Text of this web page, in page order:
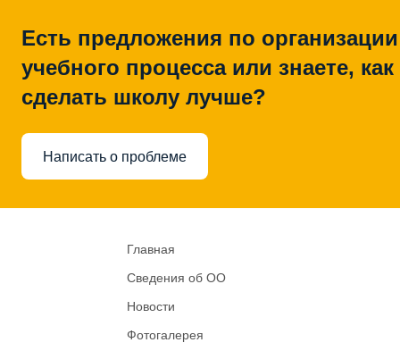
Есть предложения по организации
учебного процесса или знаете, как
сделать школу лучше?
Написать о проблеме
Главная
Сведения об ОО
Новости
Фотогалерея